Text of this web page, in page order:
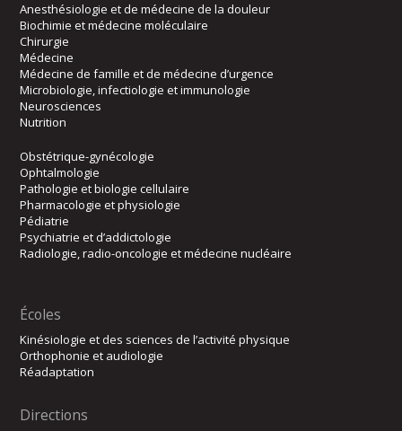
Anesthésiologie et de médecine de la douleur
Biochimie et médecine moléculaire
Chirurgie
Médecine
Médecine de famille et de médecine d’urgence
Microbiologie, infectiologie et immunologie
Neurosciences
Nutrition
Obstétrique-gynécologie
Ophtalmologie
Pathologie et biologie cellulaire
Pharmacologie et physiologie
Pédiatrie
Psychiatrie et d’addictologie
Radiologie, radio-oncologie et médecine nucléaire
Écoles
Kinésiologie et des sciences de l’activité physique
Orthophonie et audiologie
Réadaptation
Directions